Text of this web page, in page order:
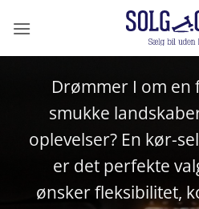
Kør-
Drømmer I om en
smukke
oplevelser? En kør-
er det perfekte
ønsker fleksibilitet,